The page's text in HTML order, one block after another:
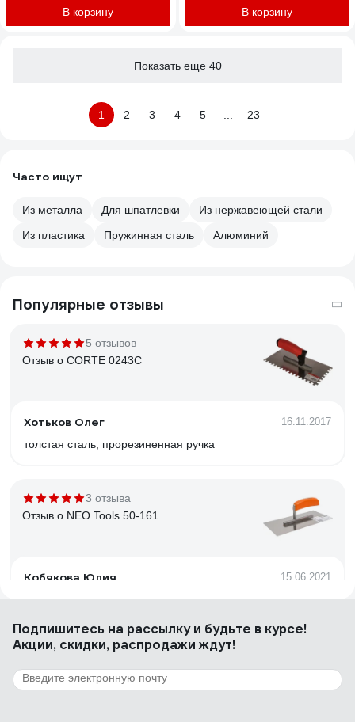
В корзину В корзину
Показать еще 40
1 2 3 4 5 23
Часто ищут
Из металла Для шпатлевки
Из нержавеющей стали
Из пластика
Пружинная сталь Алюминий
Популярные отзывы
5 отзывов
Отзыв о CORTE 0243C
Хотьков Олег 16.11.2017
толстая сталь, прорезиненная ручка
3 отзыва
Отзыв о NEO Tools 50-161
Кобякова Юлия 15.06.2021
Жесткое, 0.7 мм лезвие, нержавейка,
5 отзывов
Отзыв о Гребенка BIHUI из нерж.стали
Подпишитесь на рассылкуи будьте в курсе!
Акции, скидки, распродажи ждут!